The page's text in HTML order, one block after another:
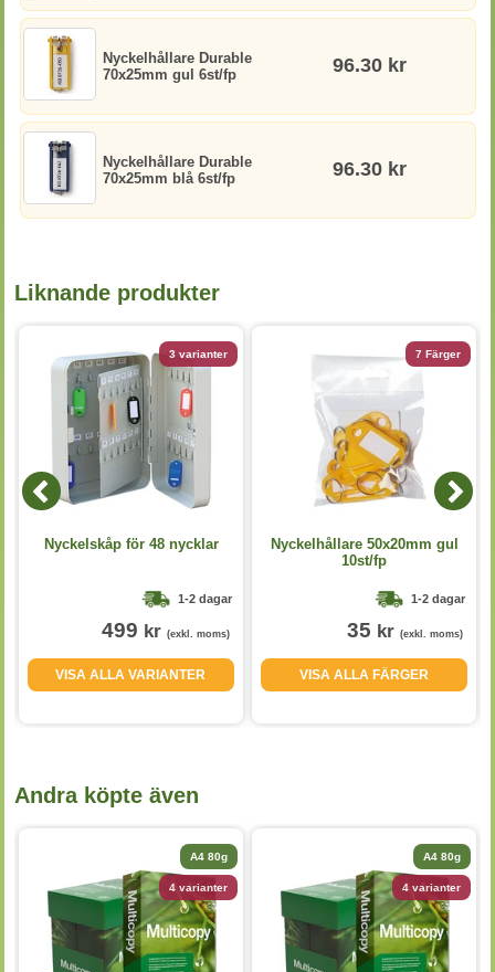
Nyckelhållare Durable
70x25mm gul 6st/fp
96.30 kr
Nyckelhållare Durable
70x25mm blå 6st/fp
96.30 kr
Liknande produkter
3 varianter
Nyckelskåp för 48 nycklar
1-2 dagar
499 kr (exkl. moms)
VISA ALLA VARIANTER
7 Färger
Nyckelhållare 50x20mm gul
10st/fp
1-2 dagar
35 kr (exkl. moms)
VISA ALLA FÄRGER
Andra köpte även
A4 80g
4 varianter
A4 80g
4 varianter